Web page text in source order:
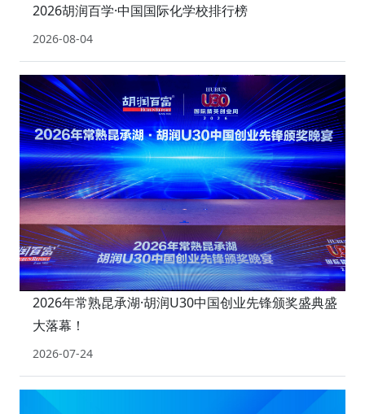
2026胡润百学·中国国际化学校排行榜
2026-08-04
2026年常熟昆承湖·胡润U30中国创业先锋颁奖盛典盛
大落幕！
2026-07-24